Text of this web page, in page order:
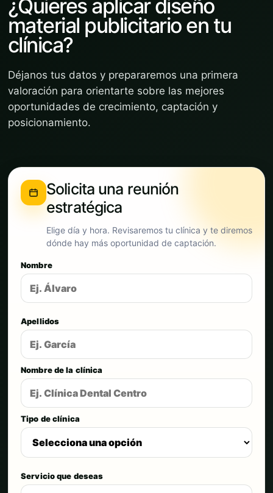
¿Quieres aplicar diseño
material publicitario en tu
clínica?
Déjanos tus datos y prepararemos una primera
valoración para orientarte sobre las mejores
oportunidades de crecimiento, captación y
posicionamiento.
Solicita una reunión
estratégica
Elige día y hora. Revisaremos tu clínica y te diremos
dónde hay más oportunidad de captación.
Nombre
Apellidos
Nombre de la clínica
Tipo de clínica
Servicio que deseas